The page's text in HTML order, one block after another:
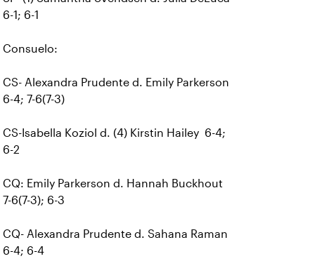
6-1; 6-1
Consuelo:
CS- Alexandra Prudente d. Emily Parkerson
6-4; 7-6(7-3)
CS-Isabella Koziol d. (4) Kirstin Hailey 6-4;
6-2
CQ: Emily Parkerson d. Hannah Buckhout
7-6(7-3); 6-3
CQ- Alexandra Prudente d. Sahana Raman
6-4; 6-4